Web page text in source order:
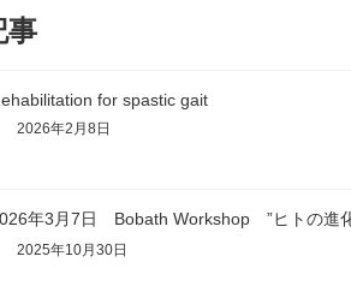
事
for spastic gait
2026年2月8日
年3月7日 Bobath Workshop ”ヒトの進
2025年10月30日